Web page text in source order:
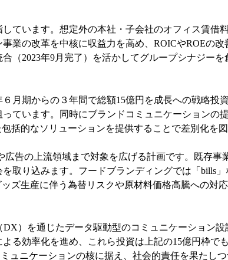
ています。想定外の本社・子会社のオフィス賃借
業の改革を中核に収益力を高め、ROICやROEの
（2023年9月完了）を活かしてグループシナジー
月期からの３年間で総額15億円を成長への戦略投
ています。同時にブランドコミュニケーションの
括的なソリューションを提供することで差別化を図
告の上流領域まで対象を広げる計画です。既存
取り込みます。フードブランディングでは「bills
ズ生産に伴う為替リスクや原材料価格高騰への対
）を通じたデータ駆動型のコミュニケーション
る効率化を進め、これら投資は上記の15億円枠で
ニケーションの核に据え、社会的責任を果たし